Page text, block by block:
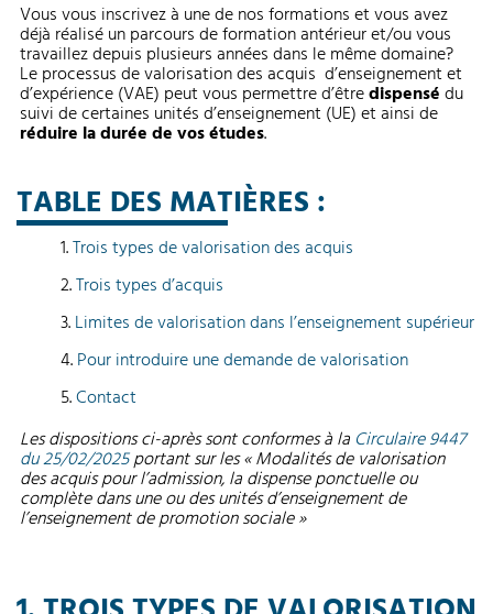
Vous vous inscrivez à une de nos formations et vous avez
déjà réalisé un parcours de formation antérieur et/ou vous
travaillez depuis plusieurs années dans le même domaine?
Le processus de valorisation des acquis d’enseignement et
d’expérience (VAE) peut vous permettre d’êtredispensédu
suivi de certaines unités d’enseignement (UE) et ainsi de
réduire la durée de vos études.
TABLE DES MATIÈRES :
Trois types de valorisation des acquis
Trois types d’acquis
Limites de valorisation dans l’enseignement supérieur
Pour introduire une demande de valorisation
Contact
Les dispositions ci-après sont conformes à la Circulaire 9447
du 25/02/2025portant sur les « Modalités de valorisation
des acquis pour l’admission, la dispense ponctuelle ou
complète dans une ou des unités d’enseignement de
l’enseignement de promotion sociale »